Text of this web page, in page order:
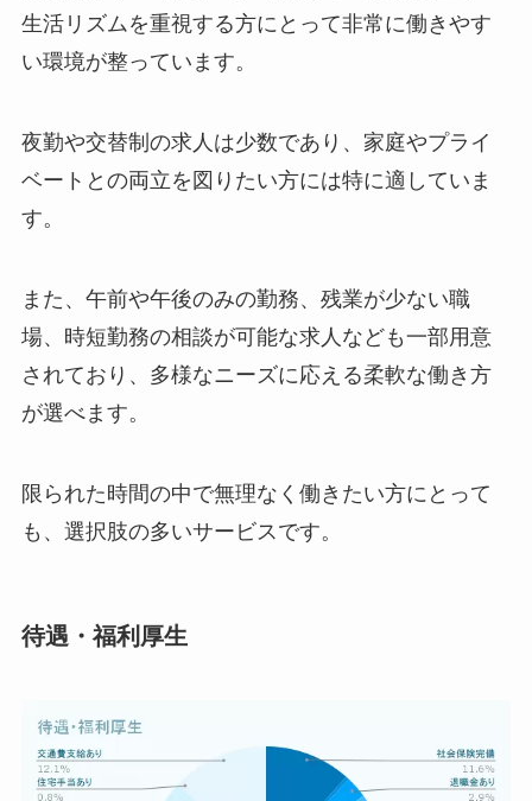
生活リズムを重視する方にとって非常に働きやす
い環境が整っています。
夜勤や交替制の求人は少数であり、家庭やプライ
ベートとの両立を図りたい方には特に適していま
す。
また、午前や午後のみの勤務、残業が少ない職
場、時短勤務の相談が可能な求人なども一部用意
されており、多様なニーズに応える柔軟な働き方
が選べます。
限られた時間の中で無理なく働きたい方にとって
も、選択肢の多いサービスです。
待遇・福利厚生